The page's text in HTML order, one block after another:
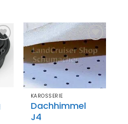
Zum
Merkzettel
hinzufügen
KAROSSERIE
Dachhimmel
J4